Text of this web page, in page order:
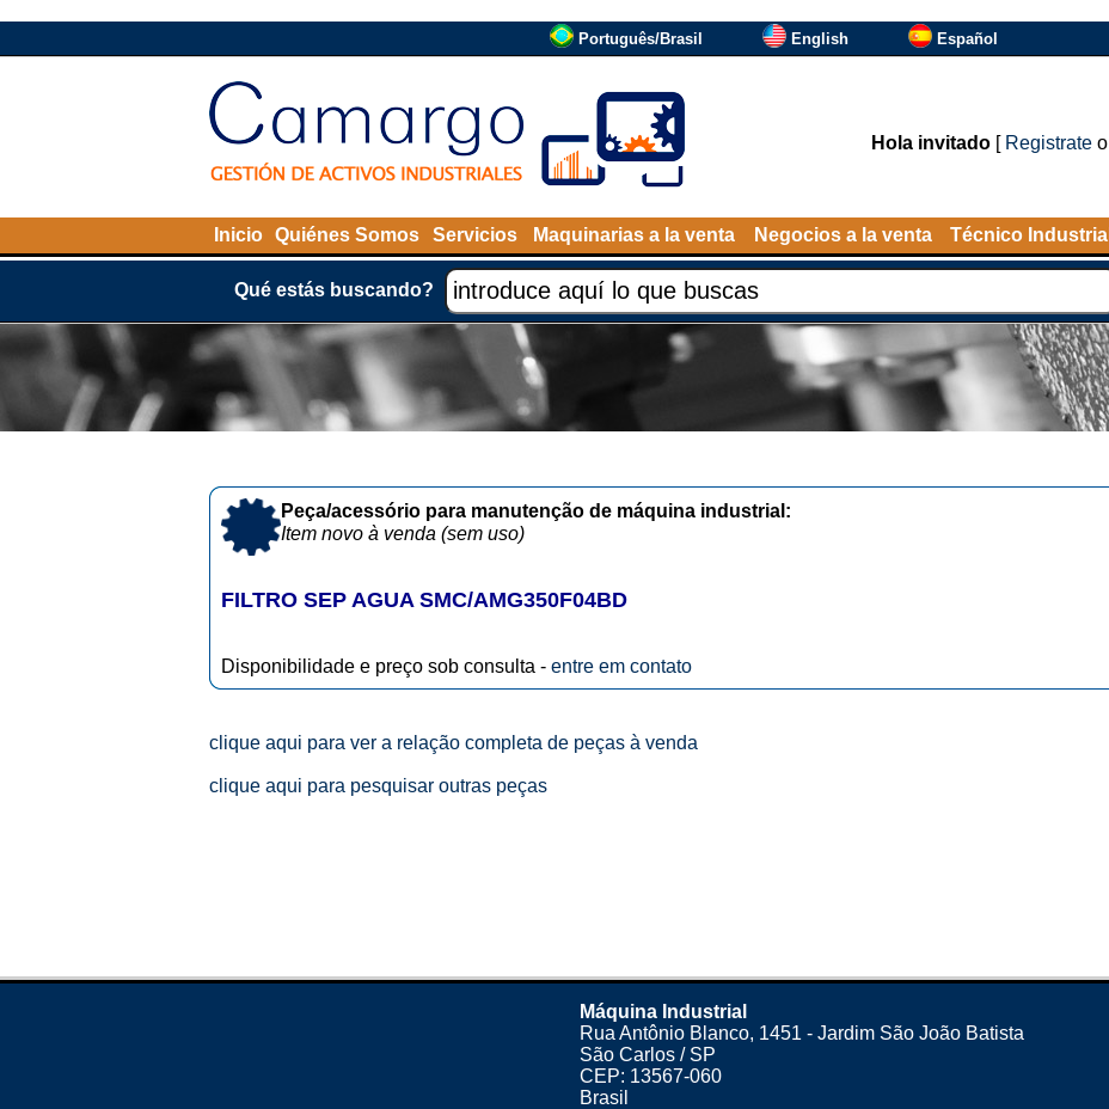
Português/Brasil English Español
Hola invitado[ Registrateo
Inicio Quiénes Somos Servicios Maquinarias a la venta Negocios a la venta Técnico Industrial
Qué estás buscando?
Peça/acessório para manutenção de máquina industrial:
Item novo à venda (sem uso)
FILTRO SEP AGUA SMC/AMG350F04BD
Disponibilidade e preço sob consulta - entre em contato
clique aqui para ver a relação completa de peças à venda
clique aqui para pesquisar outras peças
Máquina Industrial
Rua Antônio Blanco, 1451 - Jardim São João Batista
São Carlos / SP
CEP: 13567-060
Brasil